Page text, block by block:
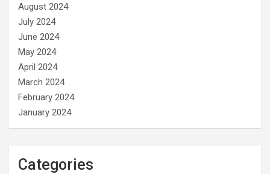
August 2024
July 2024
June 2024
May 2024
April 2024
March 2024
February 2024
January 2024
Categories